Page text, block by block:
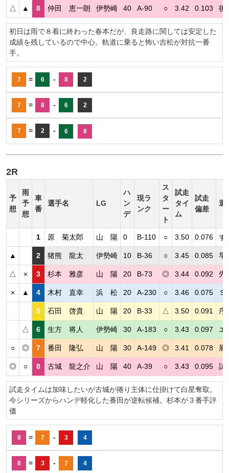
△ ▲ 8 仲田 恵一朗 伊勢崎 40 A-90 ○ 3.42 0.103 後
初日は雨で８着に終わった春本だが、良走路に関しては安定した
成績を残しているので中心。軌道に乗ると怖い吉松が対抗一番
手。
7 = 6 - 8 2
7 = 8 - 6 2
7 = 2 - 6 8
2R
予
想
雨
予
想
車
番
選手名 LG
ハ
ン
デ
現ラ
ンク
ス
タ
ー
ト
試走
タイ
ム
試走
偏差
選
1 原 菊太郎 山 陽 0 B-110 ○ 3.50 0.076 ず
▲ 2 猪熊 龍太 伊勢崎 10 B-36 ○ 3.45 0.085 早
△ × 3 杉本 雅彦 山 陽 20 B-73 ◎ 3.44 0.092 先
× ▲ 4 木村 直幸 浜 松 20 A-230 ○ 3.46 0.075 Ｓ
5 石田 啓貴 山 陽 20 B-33 △ 3.50 0.091 序
△ 6 生方 将人 伊勢崎 30 A-183 ○ 3.43 0.097 エ
○ ◎ 7 番田 隆弘 山 陽 30 A-149 ◎ 3.41 0.078 展
◎ ○ 8 古城 龍之介 山 陽 40 A-39 ○ 3.43 0.095 試
試走タイムは加味したいが古城が捲り主体に仕掛けて白星奪取。
今シリーズからハンデ軽化した番田が逆転候補。杉本が３番手評
価
8 = 7 - 3 4
8 = 3 - 7 4